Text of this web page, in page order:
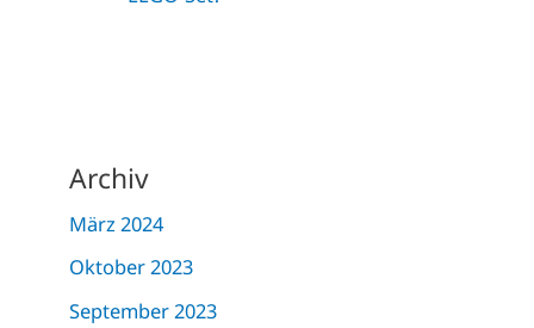
Archiv
März 2024
Oktober 2023
September 2023